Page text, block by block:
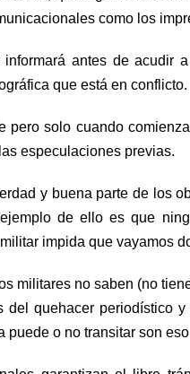
como los
antes de acudir
que está en conflicto.
pero solo cuando
especulaciones previas.
y buena parte de los
de ello es que
impida que vayamos
militares no saben (no
quehacer periodístico
o no transitar son